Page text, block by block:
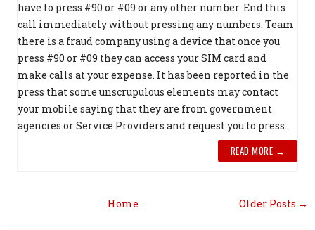
have to press #90 or #09 or any other number. End this
call immediately without pressing any numbers. Team
there is a fraud company using a device that once you
press #90 or #09 they can access your SIM card and
make calls at your expense. It has been reported in the
press that some unscrupulous elements may contact
your mobile saying that they are from government
agencies or Service Providers and request you to press...
READ MORE →
Older Posts →
Home